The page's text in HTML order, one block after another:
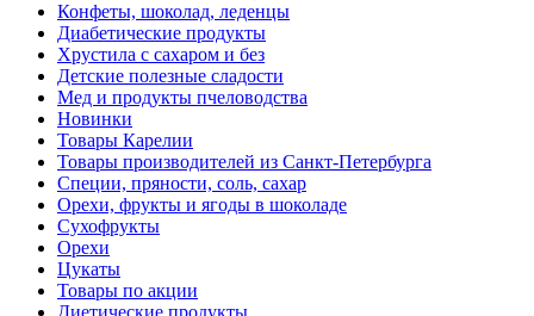
Конфеты, шоколад, леденцы
Диабетические продукты
Хрустила с сахаром и без
Детские полезные сладости
Мед и продукты пчеловодства
Новинки
Товары Карелии
Товары производителей из Санкт-Петербурга
Специи, пряности, соль, сахар
Орехи, фрукты и ягоды в шоколаде
Сухофрукты
Орехи
Цукаты
Товары по акции
Диетические продукты